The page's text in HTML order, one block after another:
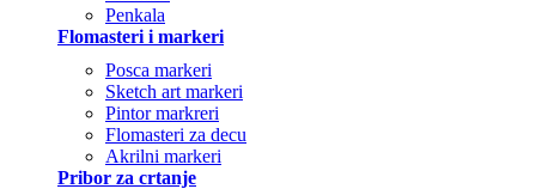
Penkala
Flomasteri i markeri
Posca markeri
Sketch art markeri
Pintor markreri
Flomasteri za decu
Akrilni markeri
Pribor za crtanje